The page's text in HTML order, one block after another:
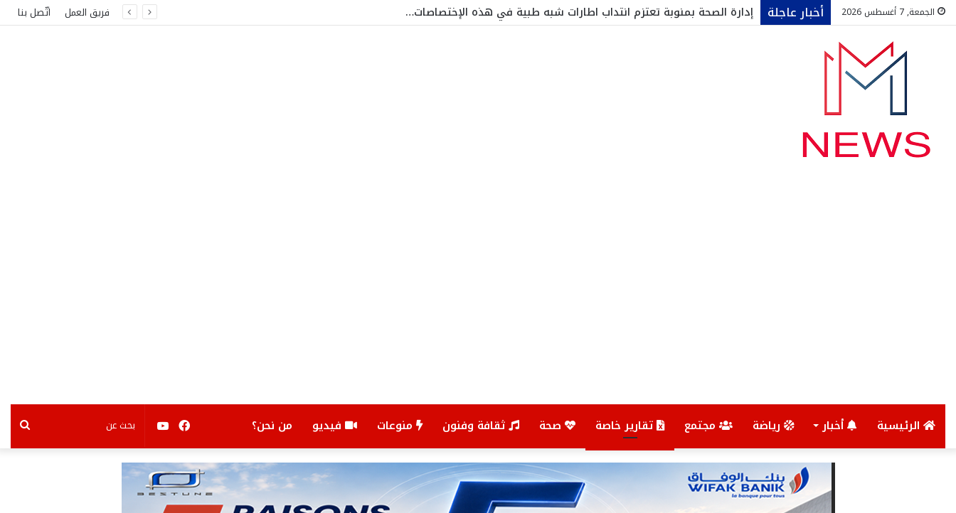
الجمعة, 7 أغسطس 2026 أخبار عاجلة إدارة الصحة بمنوبة تعتزم انتداب اطارات شبه طبية في هذه الإختصاصات… فريق العمل اتّصل بنا
الرئيسية أخبار رياضة مجتمع تقارير خاصة صحة ثقافة وفنون منوعات فيديو من نحن؟ بحث يوتيوبفيسبوك